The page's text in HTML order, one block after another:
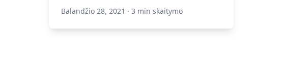
Balandžio 28, 2021 · 3 min skaitymo